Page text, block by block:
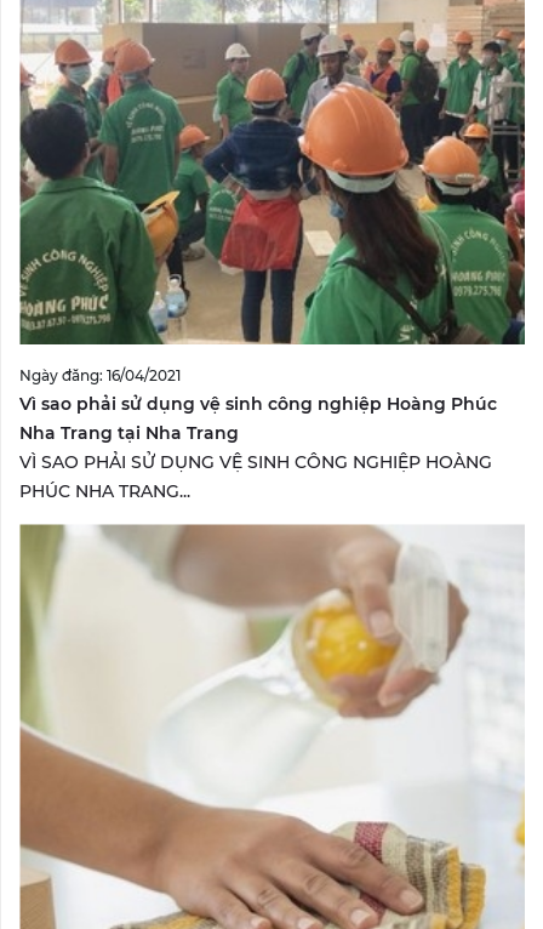
Ngày đăng: 16/04/2021
Vì sao phải sử dụng vệ sinh công nghiệp Hoàng Phúc
Nha Trang tại Nha Trang
VÌ SAO PHẢI SỬ DỤNG VỆ SINH CÔNG NGHIỆP HOÀNG
PHÚC NHA TRANG...